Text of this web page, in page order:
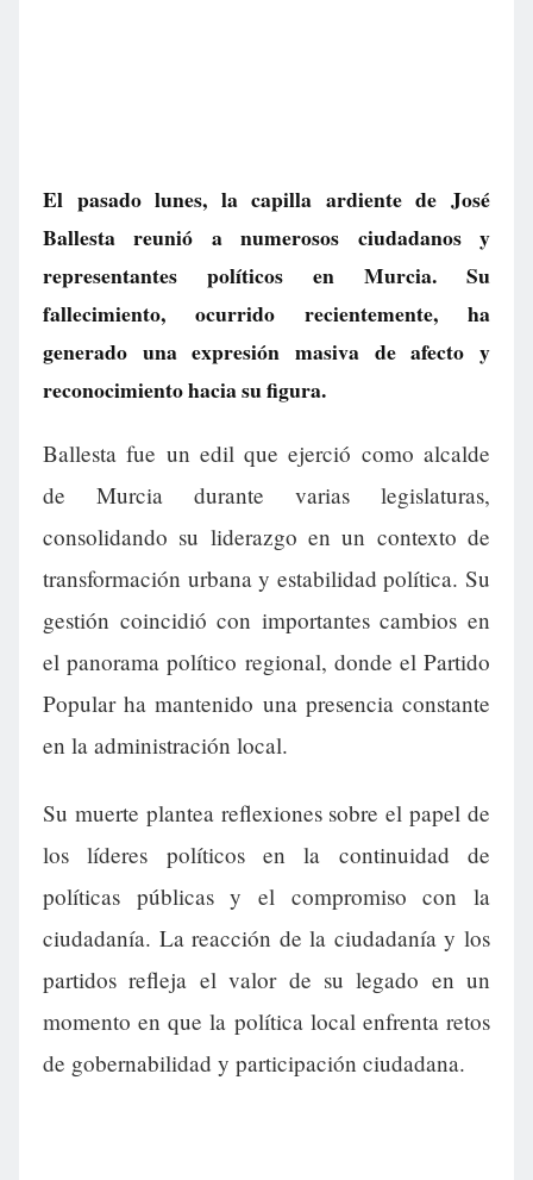
El pasado lunes, la capilla ardiente de José
Ballesta reunió a numerosos ciudadanos y
representantes políticos en Murcia. Su
fallecimiento, ocurrido recientemente, ha
generado una expresión masiva de afecto y
reconocimiento hacia su figura.
Ballesta fue un edil que ejerció como alcalde
de Murcia durante varias legislaturas,
consolidando su liderazgo en un contexto de
transformación urbana y estabilidad política. Su
gestión coincidió con importantes cambios en
el panorama político regional, donde el Partido
Popular ha mantenido una presencia constante
en la administración local.
Su muerte plantea reflexiones sobre el papel de
los líderes políticos en la continuidad de
políticas públicas y el compromiso con la
ciudadanía. La reacción de la ciudadanía y los
partidos refleja el valor de su legado en un
momento en que la política local enfrenta retos
de gobernabilidad y participación ciudadana.